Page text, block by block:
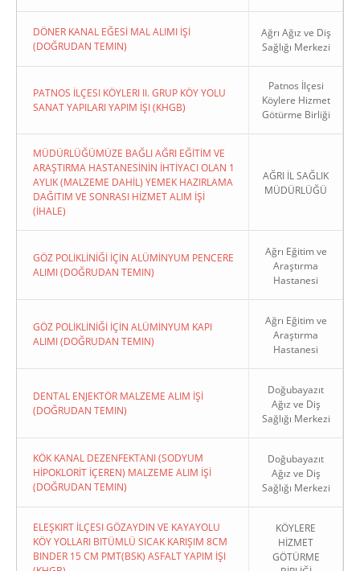
DÖNER KANAL EĞESİ MAL ALIMI İŞİ
(DOĞRUDAN TEMIN)
Ağrı Ağız ve Diş
Sağlığı Merkezi
PATNOS İLÇESI KÖYLERI II. GRUP KÖY YOLU
SANAT YAPILARI YAPIM İŞI (KHGB)
Patnos İlçesi
Köylere Hizmet
Götürme Birliği
MÜDÜRLÜĞÜMÜZE BAĞLI AĞRI EĞİTİM VE
ARAŞTIRMA HASTANESİNİN İHTİYACI OLAN 1
AYLIK (MALZEME DAHİL) YEMEK HAZIRLAMA
DAĞITIM VE SONRASI HİZMET ALIM İŞİ
(İHALE)
AĞRI İL SAĞLIK
MÜDÜRLÜĞÜ
GÖZ POLİKLİNİĞİ İÇİN ALÜMİNYUM PENCERE
ALIMI (DOĞRUDAN TEMIN)
Ağrı Eğitim ve
Araştırma
Hastanesi
GÖZ POLİKLİNİĞİ İÇİN ALÜMİNYUM KAPI
ALIMI (DOĞRUDAN TEMIN)
Ağrı Eğitim ve
Araştırma
Hastanesi
DENTAL ENJEKTÖR MALZEME ALIM İŞİ
(DOĞRUDAN TEMIN)
Doğubayazıt
Ağız ve Diş
Sağlığı Merkezi
KÖK KANAL DEZENFEKTANI (SODYUM
HİPOKLORİT İÇEREN) MALZEME ALIM İŞİ
(DOĞRUDAN TEMIN)
Doğubayazıt
Ağız ve Diş
Sağlığı Merkezi
ELEŞKIRT İLÇESI GÖZAYDIN VE KAYAYOLU
KÖY YOLLARI BITÜMLÜ SICAK KARIŞIM 8CM
BINDER 15 CM PMT(BSK) ASFALT YAPIM İŞI
KÖYLERE
HİZMET
GÖTÜRME